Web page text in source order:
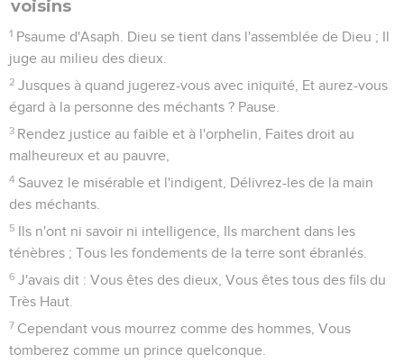
voisins
1 Psaume d'Asaph. Dieu se tient dans l'assemblée de Dieu ; Il
juge au milieu des dieux.
2 Jusques à quand jugerez-vous avec iniquité, Et aurez-vous
égard à la personne des méchants ? Pause.
3 Rendez justice au faible et à l'orphelin, Faites droit au
malheureux et au pauvre,
4 Sauvez le misérable et l'indigent, Délivrez-les de la main
des méchants.
5 Ils n'ont ni savoir ni intelligence, Ils marchent dans les
ténèbres ; Tous les fondements de la terre sont ébranlés.
6 J'avais dit : Vous êtes des dieux, Vous êtes tous des fils du
Très Haut.
7 Cependant vous mourrez comme des hommes, Vous
tomberez comme un prince quelconque.